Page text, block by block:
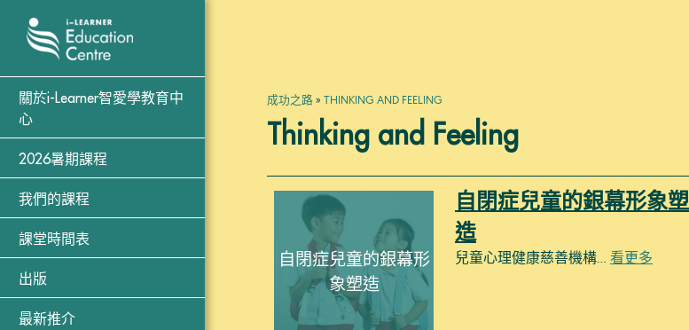
關於i-Learner智愛學教育中
心
2026暑期課程
我們的課程
課堂時間表
出版
最新推介
成功之路» THINKING AND FEELING
Thinking and Feeling
自閉症兒童的銀幕形
象塑造
自閉症兒童的銀幕形象塑
造
兒童心理健康慈善機構… 看更多